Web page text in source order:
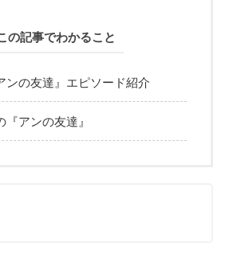
の記事でわかること
ンの友達』エピソード紹介
アンの友達』